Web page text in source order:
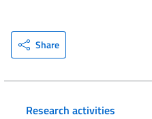
Share
Research activities